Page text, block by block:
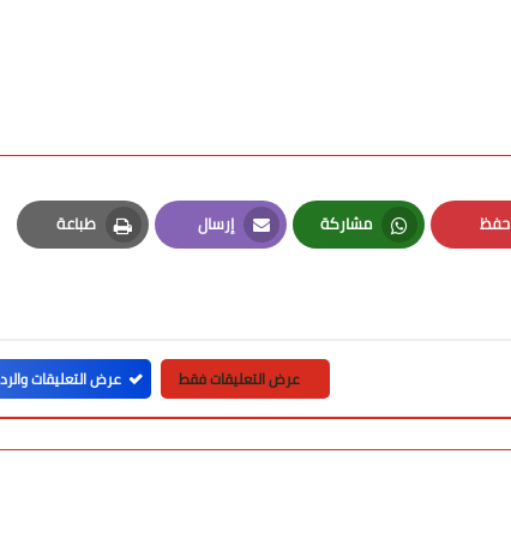
حفظ
Pinterest
مشاركة
Whatsapp
إرسال
Email
طباعة
Print
عرض التعليقات فقط عرض التعليقات